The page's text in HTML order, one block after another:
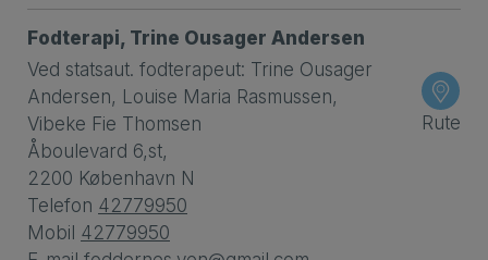
Fodterapi, Trine Ousager Andersen
Ved statsaut. fodterapeut: Trine Ousager
Andersen, Louise Maria Rasmussen,
Vibeke Fie Thomsen
Åboulevard 6,st,
2200 København N
Telefon 42779950
Mobil 42779950
Rute